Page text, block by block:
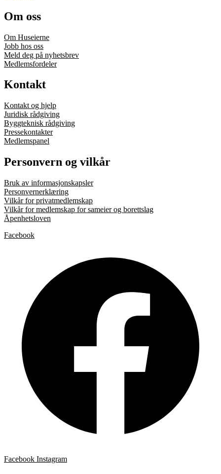
Om oss
Om Huseierne
Jobb hos oss
Meld deg på nyhetsbrev
Medlemsfordeler
Kontakt
Kontakt og hjelp
Juridisk rådgiving
Byggteknisk rådgiving
Pressekontakter
Medlemspanel
Personvern og vilkår
Bruk av informasjonskapsler
Personvernerklæring
Vilkår for privatmedlemskap
Vilkår for medlemskap for sameier og borettslag
Åpenhetsloven
Facebook
Facebook Instagram